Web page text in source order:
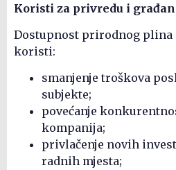
Koristi za privredu i
Dostupnost prirodnog plina
koristi:
smanjenje troškova
subjekte;
povećanje
kompanija;
privlačenje novih
radnih mjesta;